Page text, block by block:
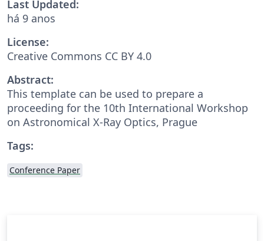
Last Updated:
há 9 anos
License:
Creative Commons CC BY 4.0
Abstract:
This template can be used to prepare a
proceeding for the 10th International Workshop
on Astronomical X-Ray Optics, Prague
Tags:
Conference Paper